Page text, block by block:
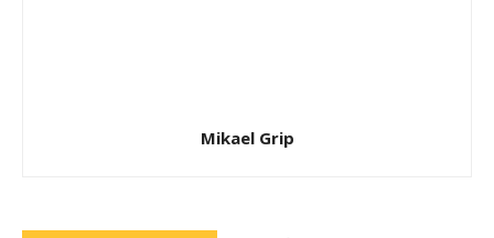
Mikael Grip